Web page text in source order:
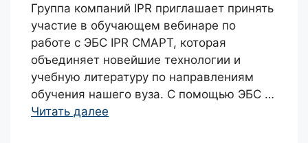
Группа компаний IPR приглашает принять
участие в обучающем вебинаре по
работе с ЭБС IPR СМАРТ, которая
объединяет новейшие технологии и
учебную литературу по направлениям
обучения нашего вуза. С помощью ЭБС …
Читать далее